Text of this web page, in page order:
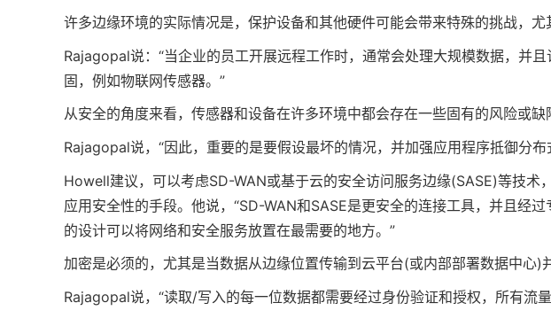
许多边缘环境的实际情况是，保护设备和其他硬件可能会带来特殊的挑战，尤
Rajagopal说：“当企业的员工开展远程工作时，通常会处理大规模数据，并
固，例如物联网传感器。”
从安全的角度来看，传感器和设备在许多环境中都会存在一些固有的风险或缺
Rajagopal说，“因此，重要的是要假设最坏的情况，并加强应用程序抵御分
Howell建议，可以考虑SD-WAN或基于云的安全访问服务边缘(SASE)等技术
应用安全性的手段。他说，“SD-WAN和SASE是更安全的连接工具，并且经
的设计可以将网络和安全服务放置在最需要的地方。”
加密是必须的，尤其是当数据从边缘位置传输到云平台(或内部部署数据中心)
Rajagopal说，“读取/写入的每一位数据都需要经过身份验证和授权，所有流